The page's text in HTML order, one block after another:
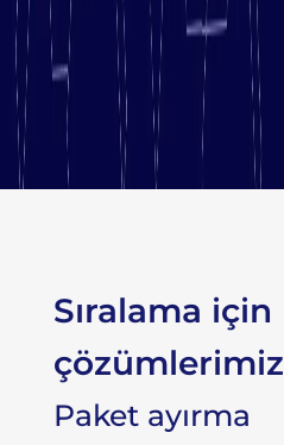
Sıralama için
çözümlerimiz
Paket ayırma